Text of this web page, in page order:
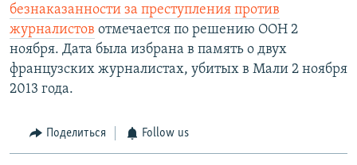
безнаказанности за преступления против
журналистов отмечается по решению ООН 2
ноября. Дата была избрана в память о двух
французских журналистах, убитых в Мали 2 ноября
2013 года.
Поделиться Follow us